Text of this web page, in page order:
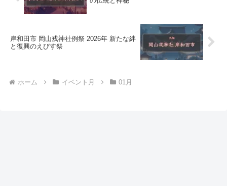
岸和田市 岡山戎神社例祭 2026年 新たな絆
と復興のえびす祭
ホーム イベント月 01月